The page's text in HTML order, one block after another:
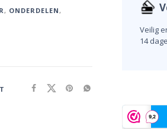
, ONDERDELEN,
Veilig
14